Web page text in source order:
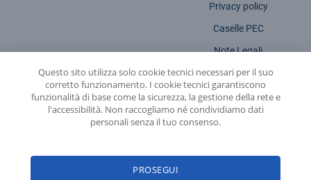
Privacy policy
Caselle PEC
Note Legali
Dichiarazione accessibilità
© 2026 Istituto Nazionale di Fisica Nucleare - Sede legale: Via Enrico Fermi,
Questo sito utilizza solo cookie tecnici necessari per il suo
corretto funzionamento. I cookie tecnici garantiscono
funzionalità di base come la sicurezza, la gestione della rete e
l'accessibilità. Non raccogliamo né condividiamo dati
personali senza il tuo consenso.
PROSEGUI